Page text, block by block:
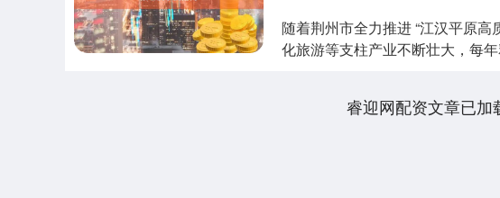
随着荆州市全力推进 “江汉平原
化旅游等支柱产业不断壮大，每
睿迎网配资文章已加